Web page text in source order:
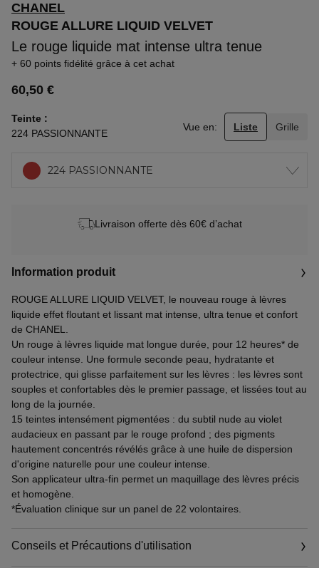
CHANEL
ROUGE ALLURE LIQUID VELVET
Le rouge liquide mat intense ultra tenue
60 points fidélité grâce à cet achat
60,50 €
Teinte
224 PASSIONNANTE
Vue en: Liste Grille
224 PASSIONNANTE
Livraison offerte dès 60€ d’achat
Information produit
ROUGE ALLURE LIQUID VELVET, le nouveau rouge à lèvres
liquide effet floutant et lissant mat intense, ultra tenue et confort
de CHANEL.
Un rouge à lèvres liquide mat longue durée, pour 12 heures* de
couleur intense. Une formule seconde peau, hydratante et
protectrice, qui glisse parfaitement sur les lèvres : les lèvres sont
souples et confortables dès le premier passage, et lissées tout au
long de la journée.
15 teintes intensément pigmentées : du subtil nude au violet
audacieux en passant par le rouge profond ; des pigments
hautement concentrés révélés grâce à une huile de dispersion
d'origine naturelle pour une couleur intense.
Son applicateur ultra-fin permet un maquillage des lèvres précis
et homogène.
*Évaluation clinique sur un panel de 22 volontaires.
Conseils et Précautions d'utilisation